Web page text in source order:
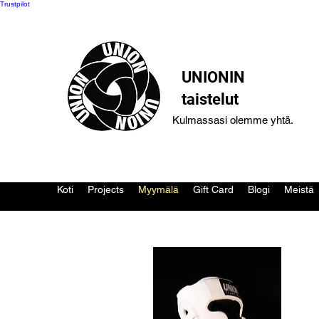
Trustpilot
UNIONIN
taistelut
Kulmassasi olemme yhtä.
Koti Projects Myymälä Gift Card Blogi Meistä